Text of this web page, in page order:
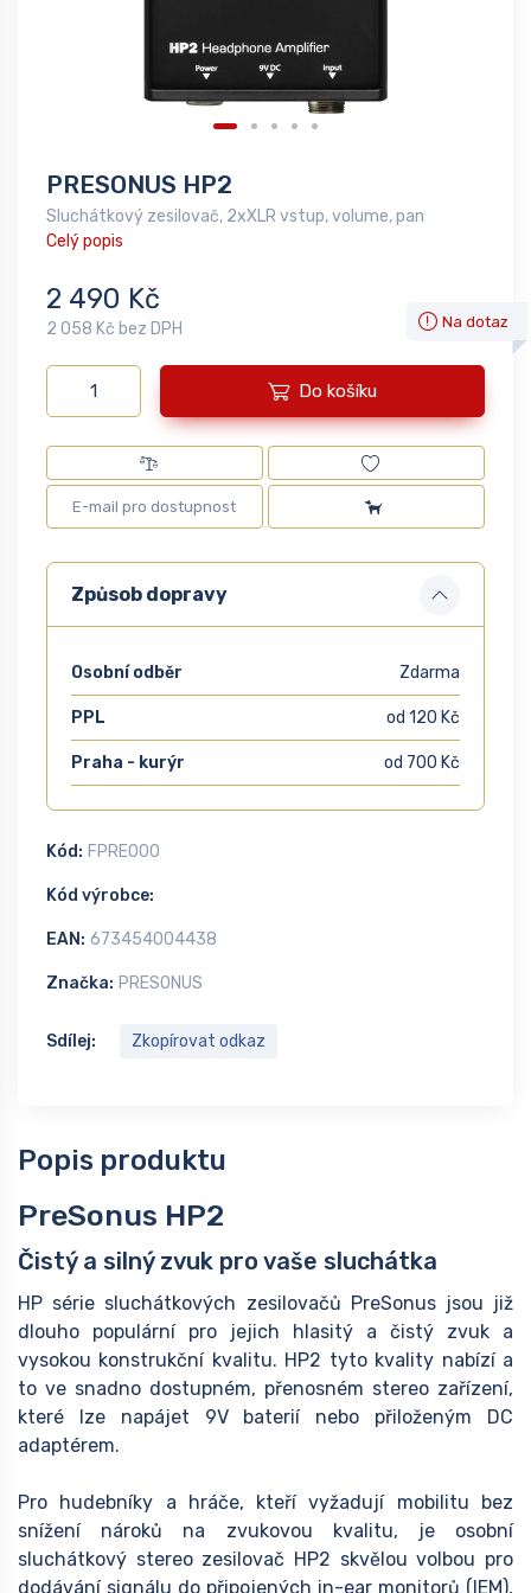
PRESONUS HP2
Sluchátkový zesilovač, 2xXLR vstup, volume, pan
Celý popis
2 490 Kč
2 058 Kč bez DPH Na dotaz
Do košíku
Způsob dopravy
Osobní odběr Zdarma
PPL od 120 Kč
Praha - kurýr od 700 Kč
Kód: FPRE000
Kód výrobce:
EAN: 673454004438
Značka: PRESONUS
Sdílej: Zkopírovat odkaz
Popis produktu
PreSonus HP2
Čistý a silný zvuk pro vaše sluchátka
HP série sluchátkových zesilovačů PreSonus jsou již
dlouho populární pro jejich hlasitý a čistý zvuk a
vysokou konstrukční kvalitu. HP2 tyto kvality nabízí a
to ve snadno dostupném, přenosném stereo zařízení,
které lze napájet 9V baterií nebo přiloženým DC
adaptérem.
Pro hudebníky a hráče, kteří vyžadují mobilitu bez
snížení nároků na zvukovou kvalitu, je osobní
sluchátkový stereo zesilovač HP2 skvělou volbou pro
dodávání signálu do připojených in-ear monitorů (IEM),